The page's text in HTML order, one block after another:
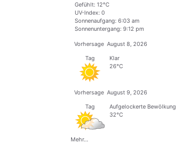
Gefühlt: 12°C
UV-Index: 0
Sonnenaufgang: 6:03 am
Sonnenuntergang: 9:12 pm
Vorhersage August 8, 2026
Tag
Klar
26°C
Vorhersage August 9, 2026
Tag
Aufgelockerte Bewölkung
32°C
Mehr...